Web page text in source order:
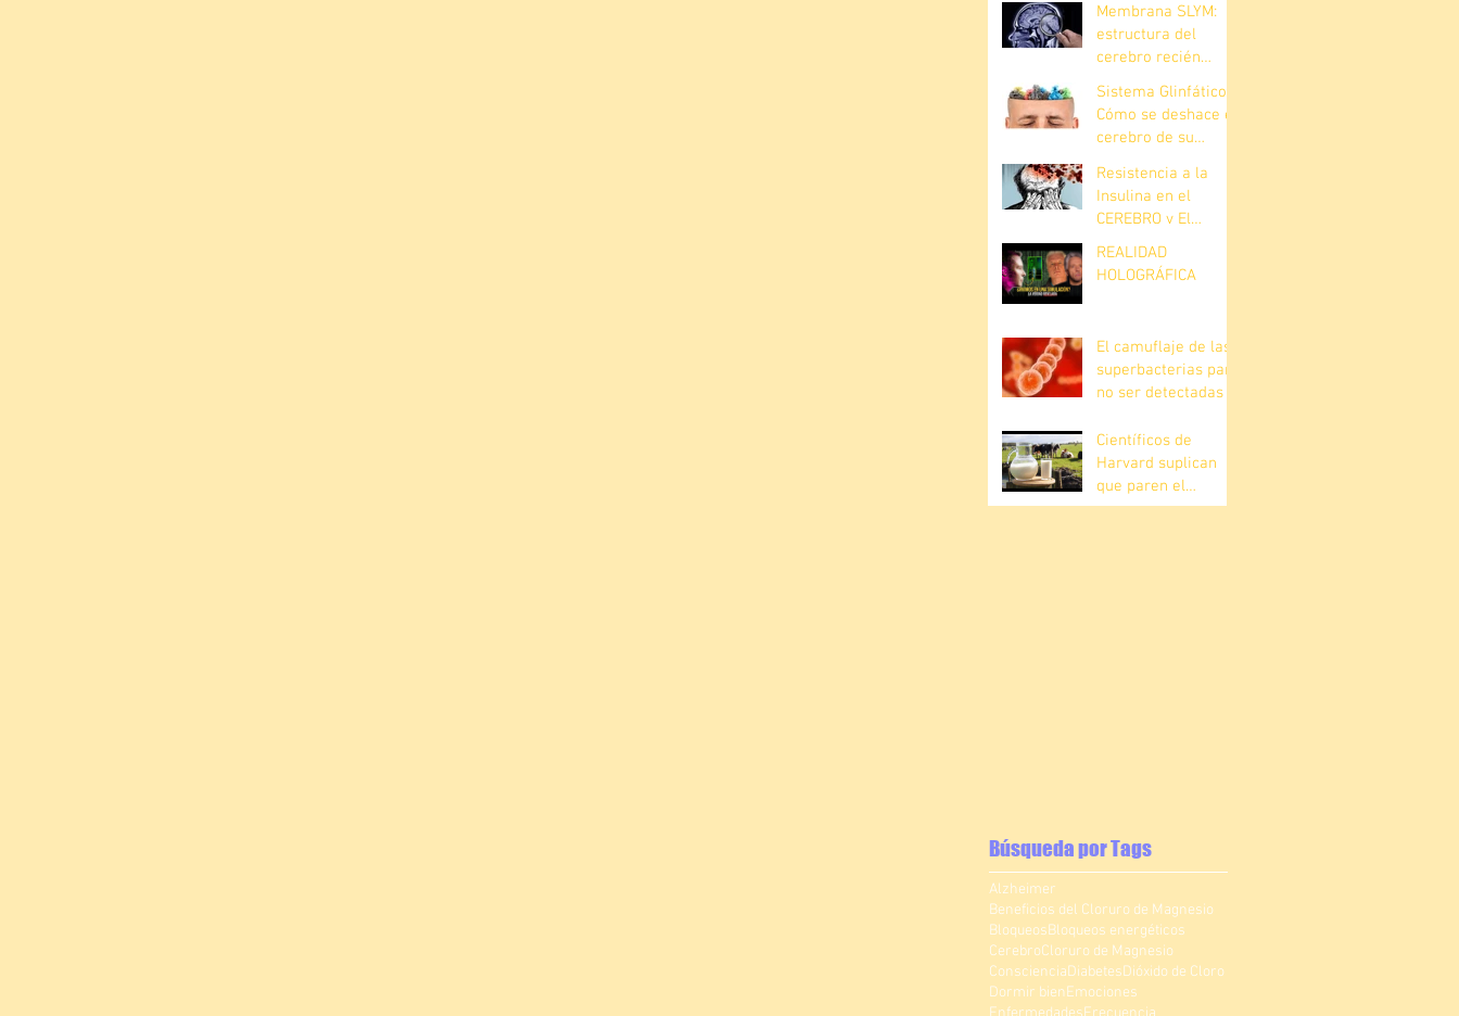
Membrana SLYM:
estructura del
cerebro recién
descubierta
Sistema Glinfático.
Cómo se deshace el
cerebro de su
Resistencia a la
Insulina en el
CEREBRO y El
Alzheimer
REALIDAD
HOLOGRÁFICA
El camuflaje de las
superbacterias para
no ser detectadas
Científicos de
Harvard suplican
que paren el
consumo de leche
Búsqueda por Tags
Alzheimer
Beneficios del Cloruro de Magnesio
BloqueosBloqueos energéticos
CerebroCloruro de Magnesio
ConscienciaDiabetesDióxido de Cloro
Dormir bienEmociones